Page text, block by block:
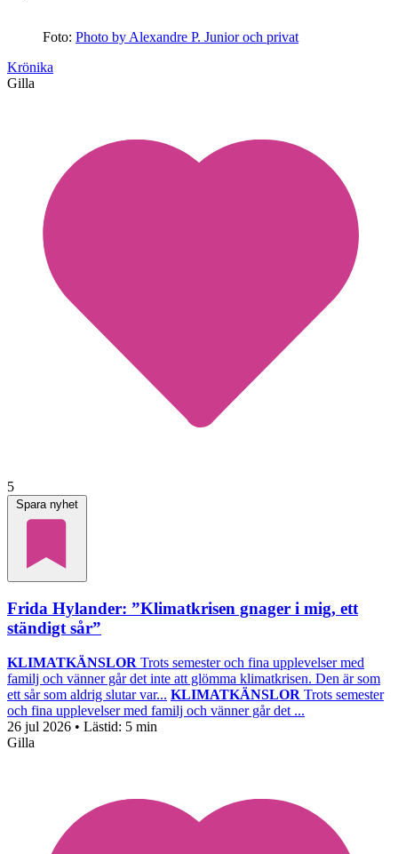
Foto: Photo by Alexandre P. Junior och privat
Krönika
Gilla
5
Spara nyhet
Frida Hylander: ”Klimatkrisen gnager i mig, ett
ständigt sår”
KLIMATKÄNSLOR Trots semester och fina upplevelser med
familj och vänner går det inte att glömma klimatkrisen. Den är som
ett sår som aldrig slutar var... KLIMATKÄNSLOR Trots semester
och fina upplevelser med familj och vänner går det ...
26 jul 2026 • Lästid: 5 min
Gilla